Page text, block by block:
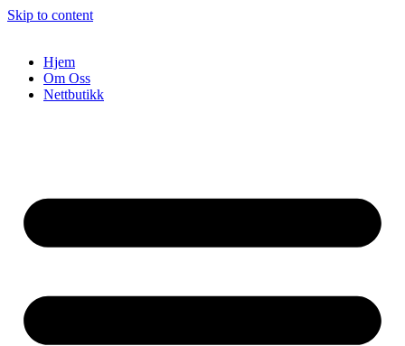
Skip to content
Hjem
Om Oss
Nettbutikk